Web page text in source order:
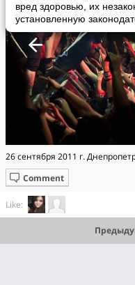
вред здоровью, их
установленную
26 сентября 2011 г.
Comment
Like: